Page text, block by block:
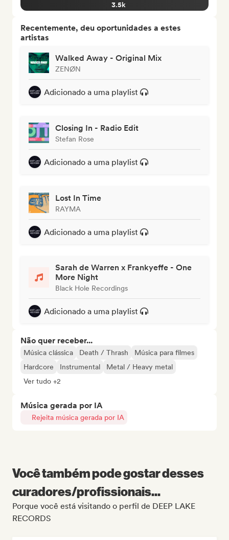
3.5k
Recentemente, deu oportunidades a estes
artistas
Walked Away - Original Mix
ZENØN
Adicionado a uma playlist
Closing In - Radio Edit
Stefan Rose
Adicionado a uma playlist
Lost In Time
RAYMA
Adicionado a uma playlist
Sarah de Warren x Frankyeffe - One
More Night
Black Hole Recordings
Adicionado a uma playlist
Não quer receber...
Música clássica Death / Thrash
Música para filmes
Hardcore
Instrumental
Metal / Heavy metal
Ver tudo +2
Música gerada por IA
Rejeita música gerada por IA
Você também pode gostar desses
curadores/profissionais...
Porque você está visitando o perfil de DEEP LAKE
RECORDS